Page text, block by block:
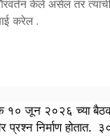
केले असेल तर
करेल .
१० जून २०२६ च्या
प्रश्न निर्माण होतात.